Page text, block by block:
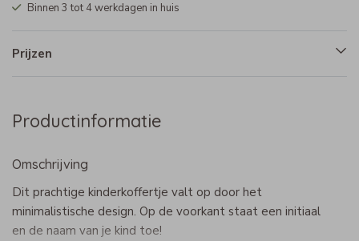
Binnen 3 tot 4 werkdagen in huis
Prijzen
Productinformatie
Omschrijving
Dit prachtige kinderkoffertje valt op door het
minimalistische design. Op de voorkant staat een initiaal
en de naam van je kind toe!